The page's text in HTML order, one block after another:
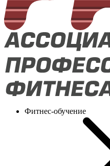
Фитнес-обучение